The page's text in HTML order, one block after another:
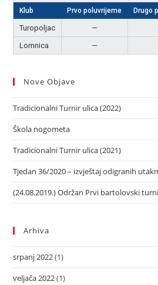
Klub Prvo poluvrijeme Drugo
Turopoljac —
Lomnica
—
Nove Objave
Tradicionalni Turnir ulica (2022)
Škola nogometa
Tradicionalni Turnir ulica (2021)
Tjedan 36/2020 – izvještaj odigranih
(24.08.2019.) Održan Prvi bartolovski
Arhiva
srpanj 2022(1)
veljača 2022(1)